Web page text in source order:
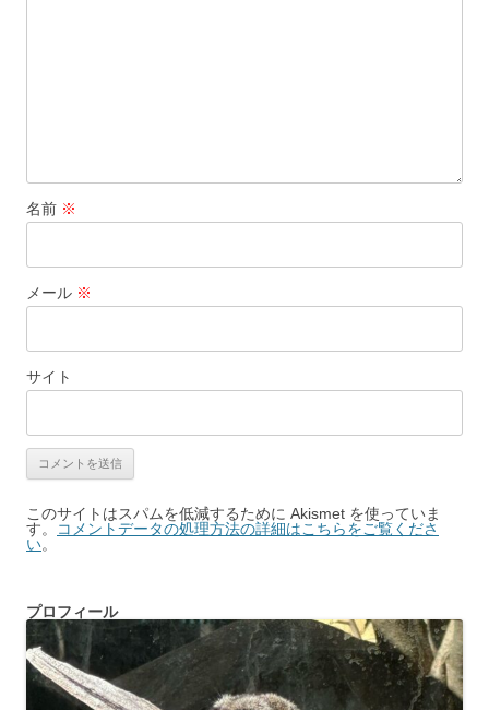
名前 ※
メール ※
サイト
このサイトはスパムを低減するために Akismet を使っていま
す。
コメントデータの処理方法の詳細はこちらをご覧くださ
い。
プロフィール